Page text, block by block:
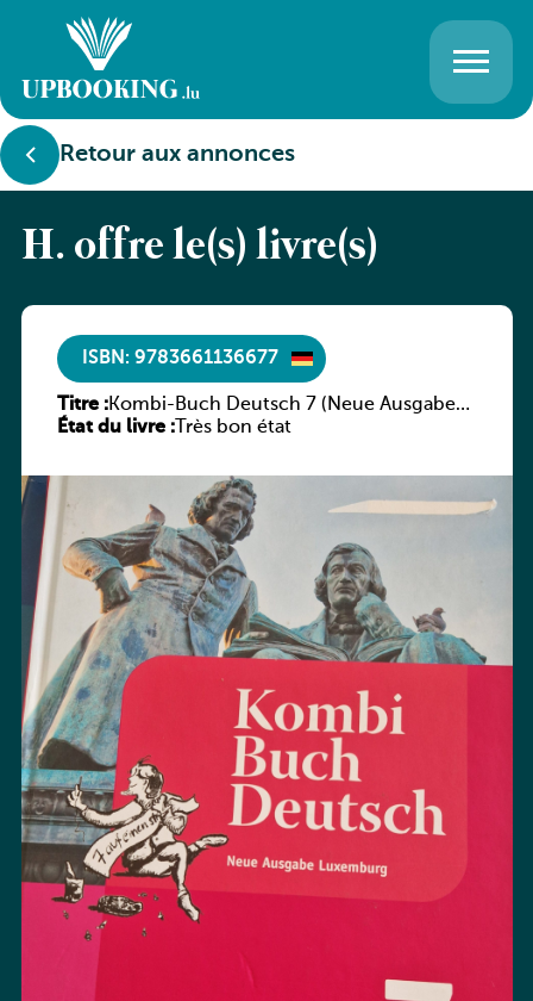
Retour aux annonces
H. offre le(s) livre(s)
ISBN: 9783661136677
Titre :Kombi-Buch Deutsch 7 (Neue Ausgabe
Luxemburg)
État du livre :Très bon état